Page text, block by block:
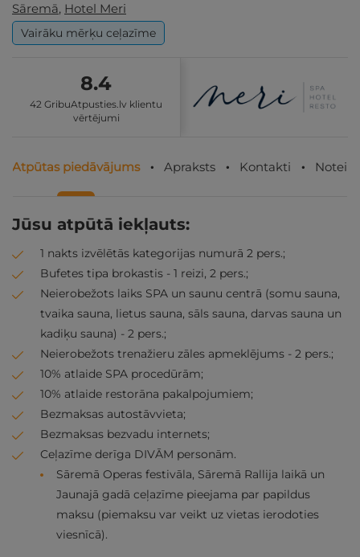
Sāremā, Hotel Meri
Vairāku mērķu ceļazīme
8.4
42 GribuAtpusties.lv klientu
vērtējumi
Atpūtas piedāvājums Apraksts Kontakti
Jūsu atpūtā iekļauts:
1 nakts izvēlētās kategorijas numurā 2 pers.;
Bufetes tipa brokastis - 1 reizi, 2 pers.;
Neierobežots laiks SPA un saunu centrā (somu sauna,
tvaika sauna, lietus sauna, sāls sauna, darvas sauna un
kadiķu sauna) - 2 pers.;
Neierobežots trenažieru zāles apmeklējums - 2 pers.;
10% atlaide SPA procedūrām;
10% atlaide restorāna pakalpojumiem;
Bezmaksas autostāvvieta;
Bezmaksas bezvadu internets;
Ceļazīme derīga DIVĀM personām.
Sāremā Operas festivāla, Sāremā Rallija laikā un
Jaunajā gadā ceļazīme pieejama par papildus
maksu (piemaksu var veikt uz vietas ierodoties
viesnīcā).